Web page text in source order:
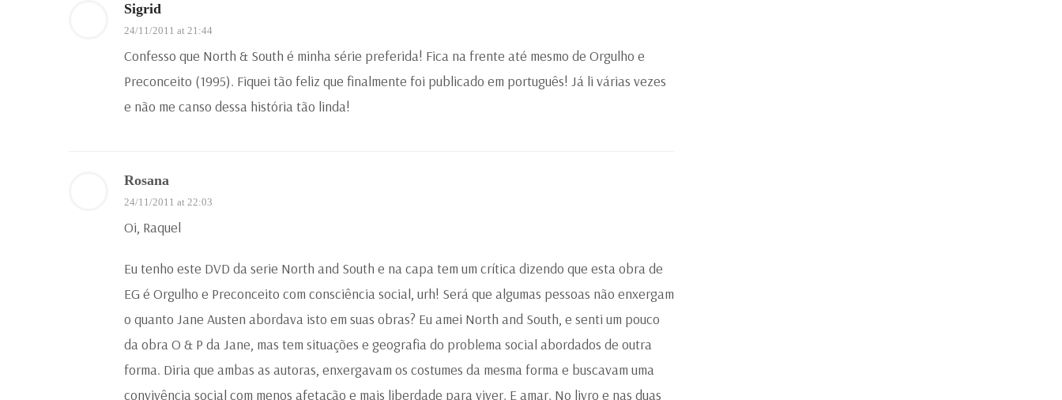
Sigrid
24/11/2011 at 21:44
Confesso que North & South é minha série preferida! Fica na frente até mesmo de Orgulho e
Preconceito (1995). Fiquei tão feliz que finalmente foi publicado em português! Já li várias vezes
e não me canso dessa história tão linda!
Rosana
24/11/2011 at 22:03
Oi, Raquel
Eu tenho este DVD da serie North and South e na capa tem um crítica dizendo que esta obra de
EG é Orgulho e Preconceito com consciência social, urh! Será que algumas pessoas não enxergam
o quanto Jane Austen abordava isto em suas obras? Eu amei North and South, e senti um pouco
da obra O & P da Jane, mas tem situações e geografia do problema social abordados de outra
forma. Diria que ambas as autoras, enxergavam os costumes da mesma forma e buscavam uma
convivência social com menos afetação e mais liberdade para viver. E amar. No livro e nas duas